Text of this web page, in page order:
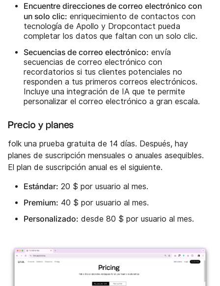
Encuentre direcciones de correo electrónico con
un solo clic: enriquecimiento de contactos con
tecnología de Apollo y Dropcontact pueda
completar los datos que faltan con un solo clic.
Secuencias de correo electrónico: envía
secuencias de correo electrónico con
recordatorios si tus clientes potenciales no
responden a tus primeros correos electrónicos.
Incluye una integración de IA que te permite
personalizar el correo electrónico a gran escala.
Precio y planes
folk una prueba gratuita de 14 días. Después, hay
planes de suscripción mensuales o anuales asequibles.
El plan de suscripción anual es el siguiente.
Estándar: 20 $ por usuario al mes.
Premium: 40 $ por usuario al mes.
Personalizado: desde 80 $ por usuario al mes.